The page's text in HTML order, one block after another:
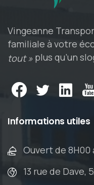
Vingeanne
familiale à votre
tout » plus qu’un
Informations utiles
Ouvert de 8H00
13 rue de Dave,